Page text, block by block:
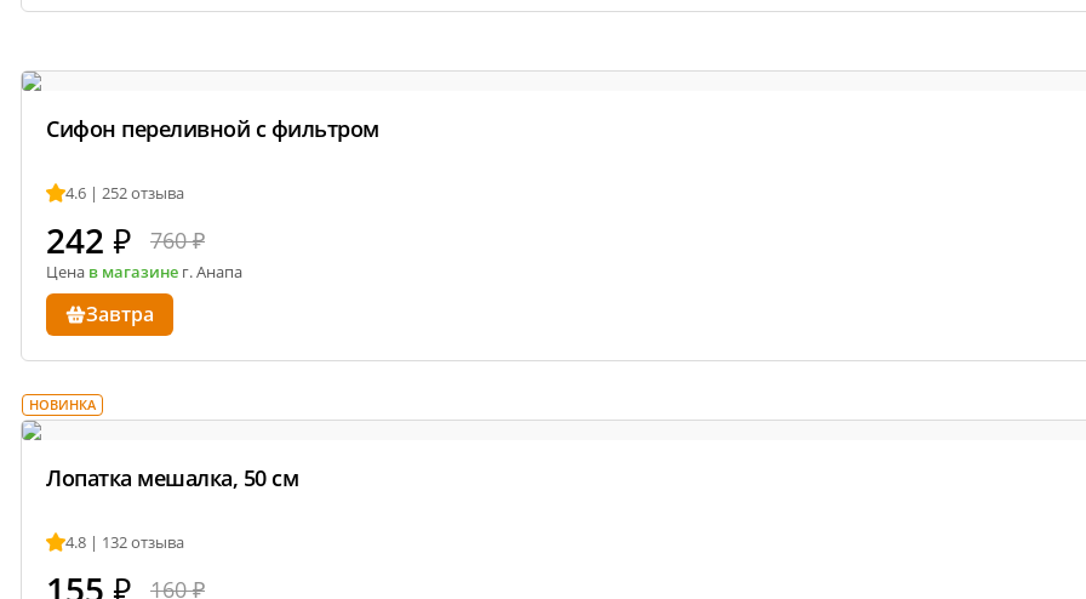
Сифон переливной с фильтром
4.6 | 252 отзыва
242 ₽ 760 ₽
Цена в магазине г. Анапа
Завтра
НОВИНКА
Лопатка мешалка, 50 см
4.8 | 132 отзыва
155 ₽ 160 ₽